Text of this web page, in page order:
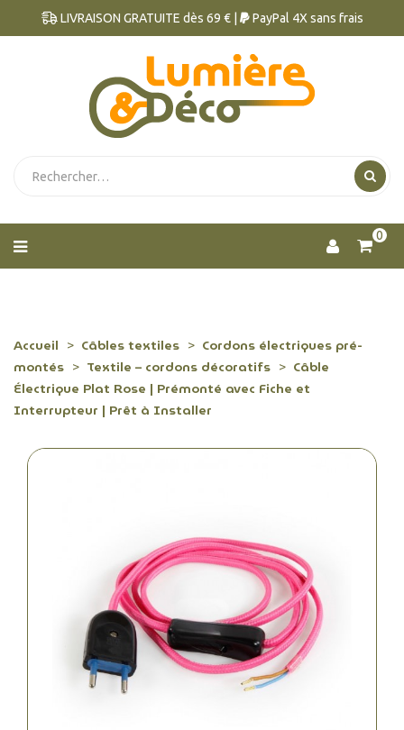
LIVRAISON GRATUITE dès 69 € | PayPal 4X sans frais
0
Accueil Câbles textiles
Cordons électriques pré-
montés
Textile – cordons décoratifs
Câble
Électrique Plat Rose | Prémonté avec Fiche et
Interrupteur | Prêt à Installer